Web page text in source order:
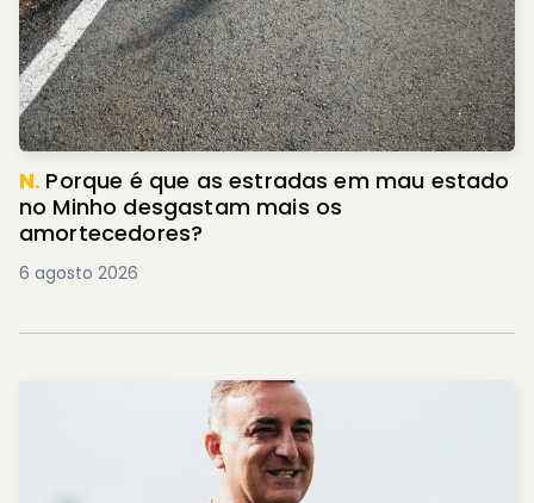
N. Porque é que as estradas em mau estado
no Minho desgastam mais os
amortecedores?
6 agosto 2026